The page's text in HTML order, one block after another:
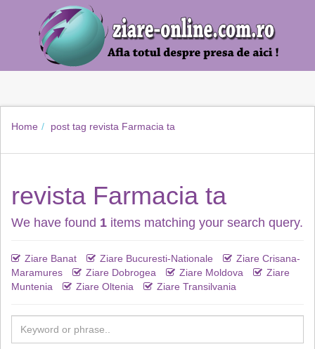
Home post tag revista Farmacia ta
revista Farmacia ta
We have found 1 items matching your search query.
Ziare Banat Ziare Bucuresti-Nationale
Ziare Crisana-
Maramures
Ziare Dobrogea Ziare Moldova
Ziare
Muntenia
Ziare Oltenia Ziare Transilvania